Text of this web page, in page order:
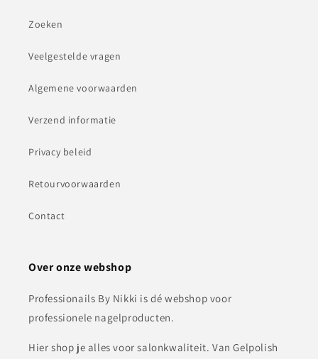
Zoeken
Veelgestelde vragen
Algemene voorwaarden
Verzend informatie
Privacy beleid
Retourvoorwaarden
Contact
Over onze webshop
Professionails By Nikki is dé webshop voor
professionele nagelproducten.
Hier shop je alles voor salonkwaliteit. Van Gelpolish